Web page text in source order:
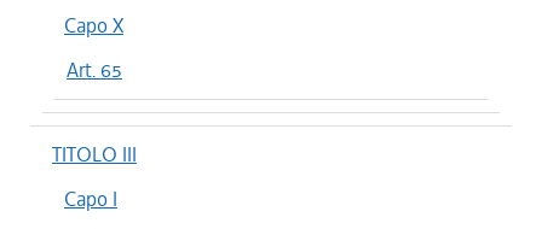
Capo X
Art. 65
TITOLO III
Capo I